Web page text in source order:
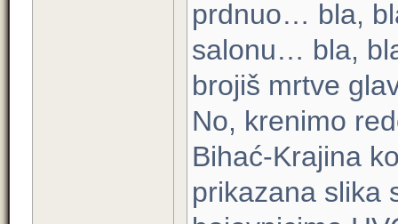
prdnuo… bla,
salonu… bla,
brojiš mrtve
No, krenimo
Bihać-Krajina
prikazana slika